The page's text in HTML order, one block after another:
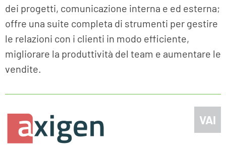
dei progetti, comunicazione interna e ed esterna;
offre una suite completa di strumenti per gestire
le relazioni con i clienti in modo efficiente,
migliorare la produttività del team e aumentare le
vendite.
VAI